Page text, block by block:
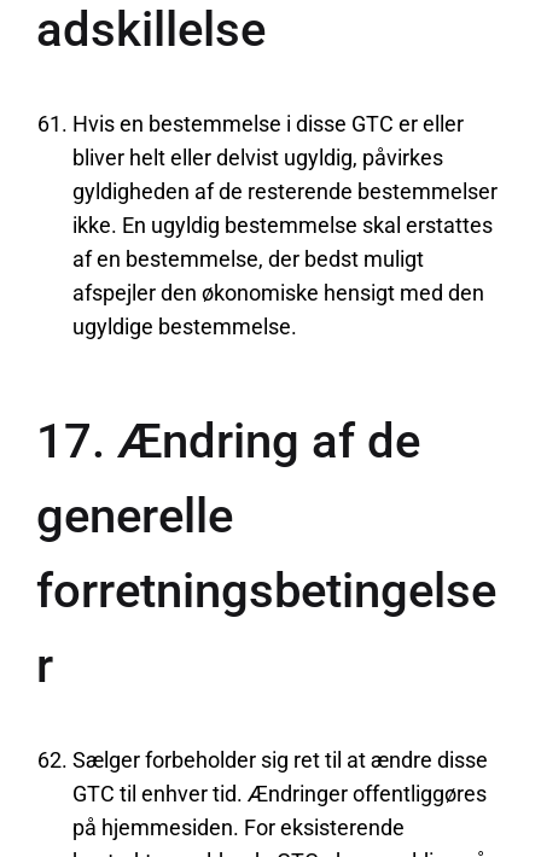
adskillelse
Hvis en bestemmelse i disse GTC er eller
bliver helt eller delvist ugyldig, påvirkes
gyldigheden af de resterende bestemmelser
ikke. En ugyldig bestemmelse skal erstattes
af en bestemmelse, der bedst muligt
afspejler den økonomiske hensigt med den
ugyldige bestemmelse.
17. Ændring af de
generelle
forretningsbetingelse
r
Sælger forbeholder sig ret til at ændre disse
GTC til enhver tid. Ændringer offentliggøres
på hjemmesiden. For eksisterende